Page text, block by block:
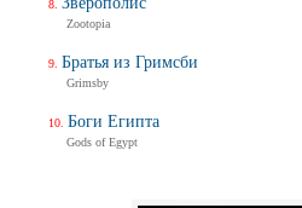
Zootopia
Братья из Гримсби
Grimsby
Боги Египта
Gods of Egypt